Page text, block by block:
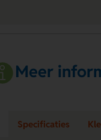
Meer
Specificaties